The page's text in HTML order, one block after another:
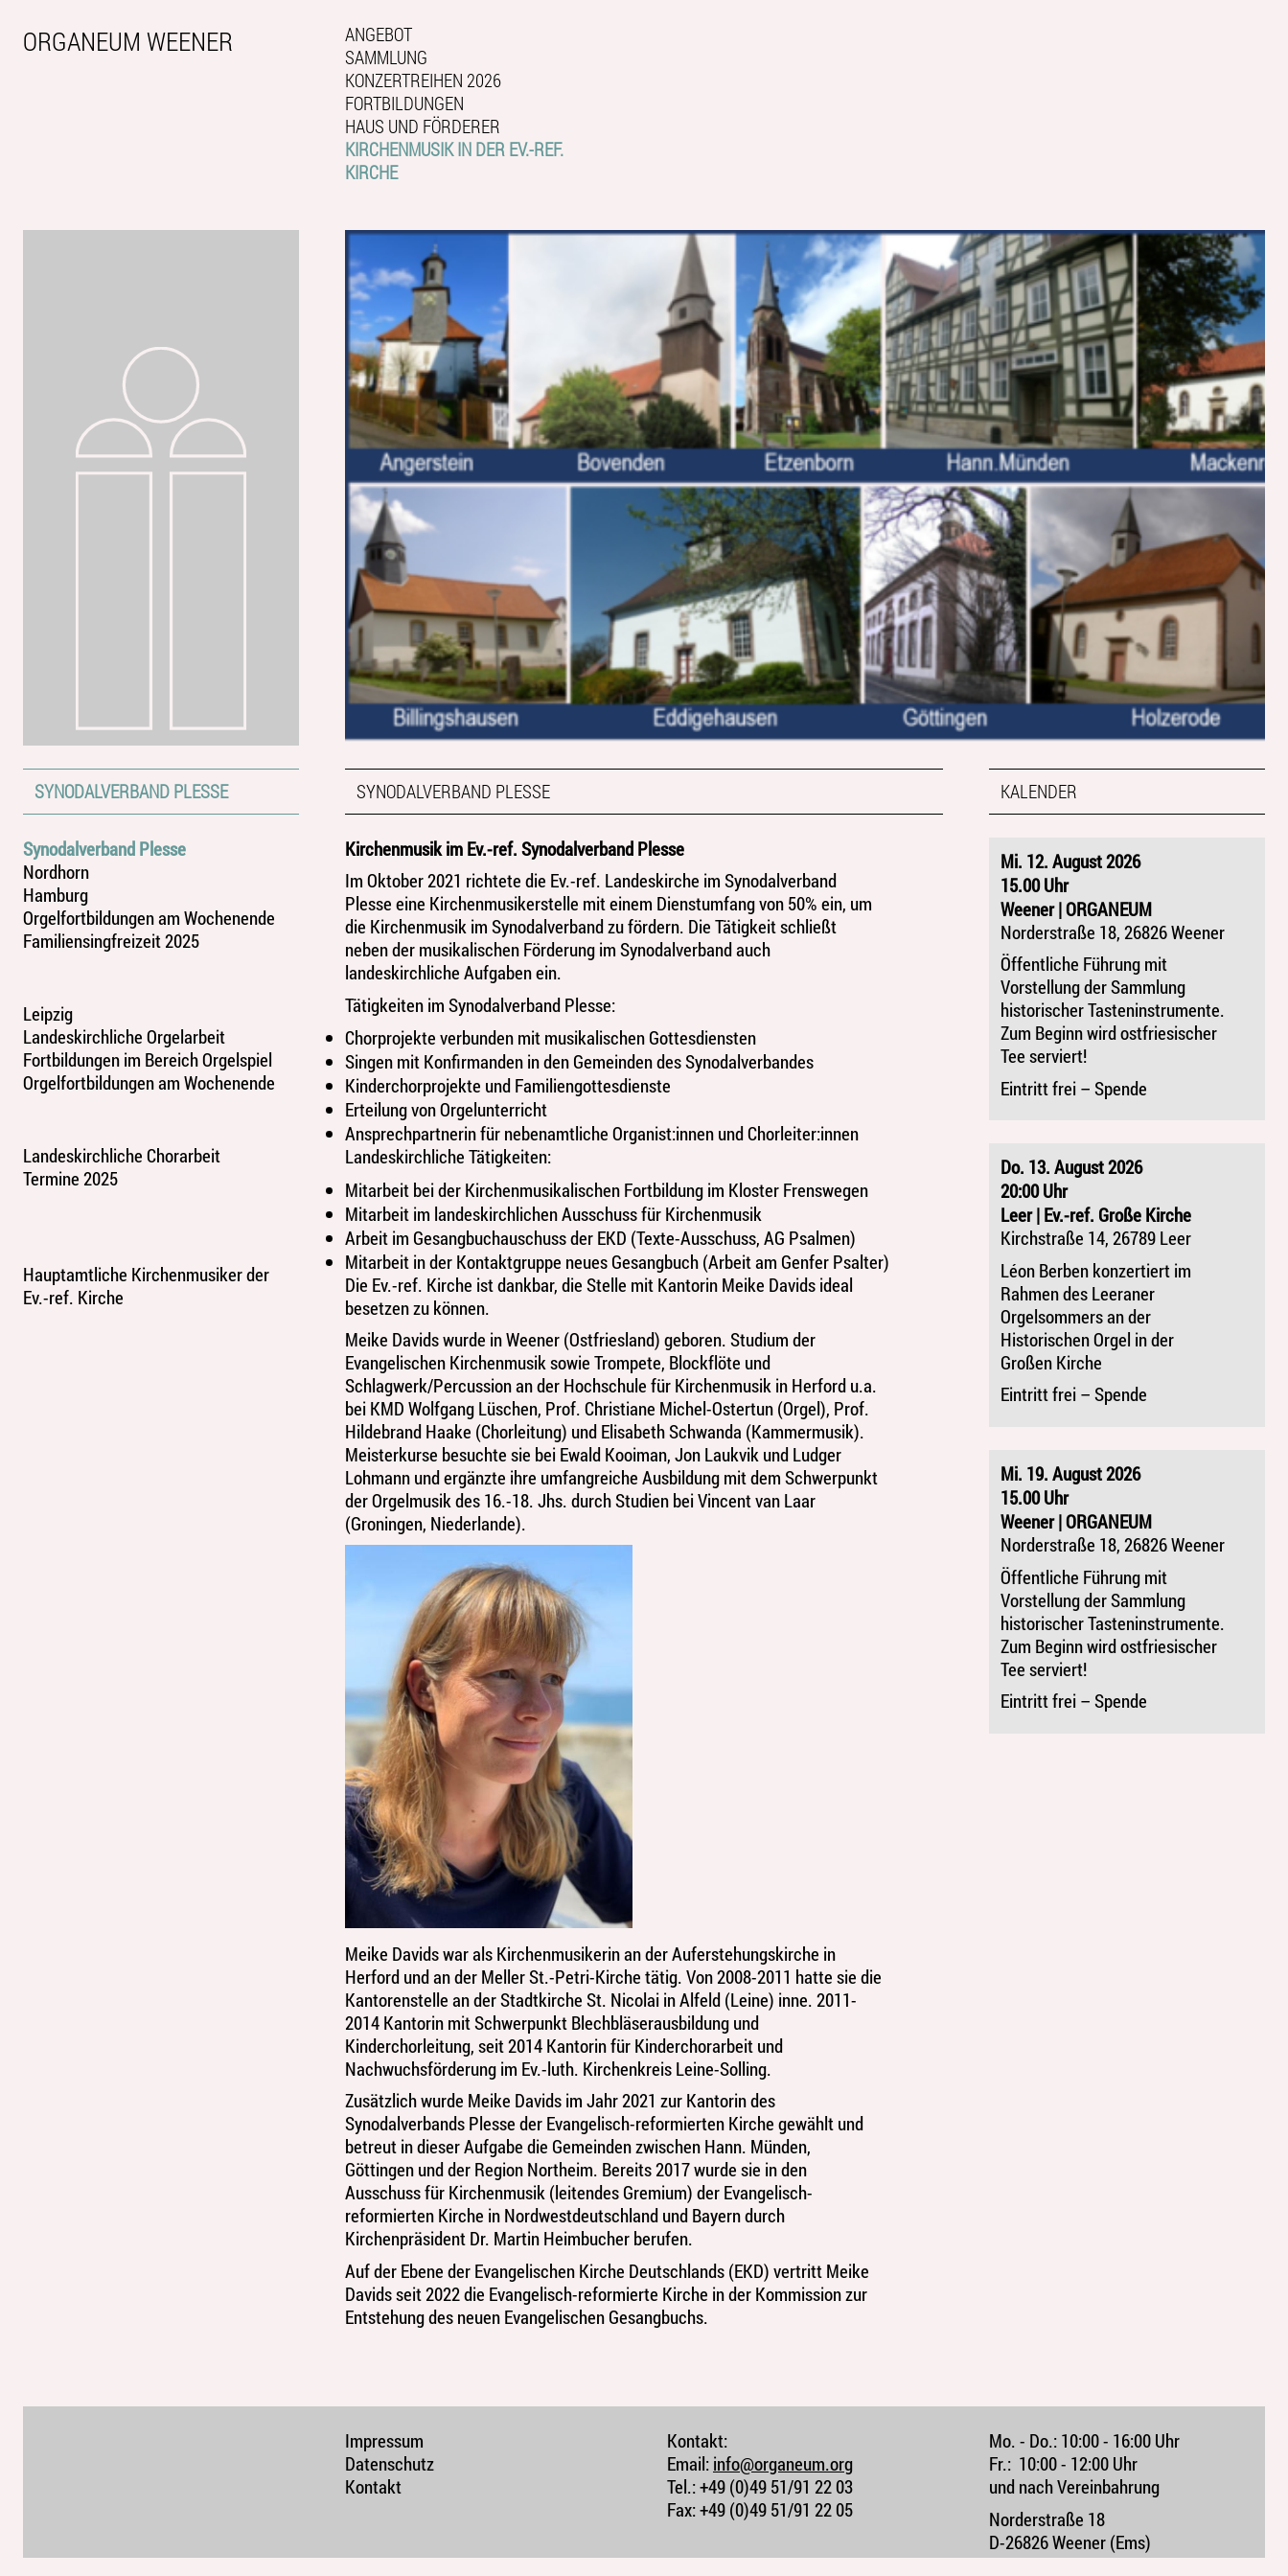
ORGANEUM WEENER
ANGEBOT
SAMMLUNG
KONZERTREIHEN 2026
FORTBILDUNGEN
HAUS UND FÖRDERER
KIRCHENMUSIK IN DER EV.-REF.
KIRCHE
SYNODALVERBAND PLESSE
Synodalverband Plesse
Nordhorn
Hamburg
Orgelfortbildungen am Wochenende
Familiensingfreizeit 2025
Leipzig
Landeskirchliche Orgelarbeit
Fortbildungen im Bereich Orgelspiel
Orgelfortbildungen am Wochenende
Landeskirchliche Chorarbeit
Termine 2025
Hauptamtliche Kirchenmusiker der
Ev.-ref. Kirche
SYNODALVERBAND PLESSE
Kirchenmusik im Ev.-ref. Synodalverband Plesse
Im Oktober 2021 richtete die Ev.-ref. Landeskirche im Synodalverband
Plesse eine Kirchenmusikerstelle mit einem Dienstumfang von 50% ein, um
die Kirchenmusik im Synodalverband zu fördern. Die Tätigkeit schließt
neben der musikalischen Förderung im Synodalverband auch
landeskirchliche Aufgaben ein.
Tätigkeiten im Synodalverband Plesse:
Chorprojekte verbunden mit musikalischen Gottesdiensten
Singen mit Konfirmanden in den Gemeinden des Synodalverbandes
Kinderchorprojekte und Familiengottesdienste
Erteilung von Orgelunterricht
Ansprechpartnerin für nebenamtliche Organist:innen und Chorleiter:innen
Landeskirchliche Tätigkeiten:
Mitarbeit bei der Kirchenmusikalischen Fortbildung im Kloster Frenswegen
Mitarbeit im landeskirchlichen Ausschuss für Kirchenmusik
Arbeit im Gesangbuchauschuss der EKD (Texte-Ausschuss, AG Psalmen)
Mitarbeit in der Kontaktgruppe neues Gesangbuch (Arbeit am Genfer Psalter)
Die Ev.-ref. Kirche ist dankbar, die Stelle mit Kantorin Meike Davids ideal
besetzen zu können.
Meike Davids wurde in Weener (Ostfriesland) geboren. Studium der
Evangelischen Kirchenmusik sowie Trompete, Blockflöte und
Schlagwerk/Percussion an der Hochschule für Kirchenmusik in Herford u.a.
bei KMD Wolfgang Lüschen, Prof. Christiane Michel-Ostertun (Orgel), Prof.
Hildebrand Haake (Chorleitung) und Elisabeth Schwanda (Kammermusik).
Meisterkurse besuchte sie bei Ewald Kooiman, Jon Laukvik und Ludger
Lohmann und ergänzte ihre umfangreiche Ausbildung mit dem Schwerpunkt
der Orgelmusik des 16.-18. Jhs. durch Studien bei Vincent van Laar
(Groningen, Niederlande).
Meike Davids war als Kirchenmusikerin an der Auferstehungskirche in
Herford und an der Meller St.-Petri-Kirche tätig. Von 2008-2011 hatte sie die
Kantorenstelle an der Stadtkirche St. Nicolai in Alfeld (Leine) inne. 2011-
2014 Kantorin mit Schwerpunkt Blechbläserausbildung und
Kinderchorleitung, seit 2014 Kantorin für Kinderchorarbeit und
Nachwuchsförderung im Ev.-luth. Kirchenkreis Leine-Solling.
Zusätzlich wurde Meike Davids im Jahr 2021 zur Kantorin des
Synodalverbands Plesse der Evangelisch-reformierten Kirche gewählt und
betreut in dieser Aufgabe die Gemeinden zwischen Hann. Münden,
Göttingen und der Region Northeim. Bereits 2017 wurde sie in den
Ausschuss für Kirchenmusik (leitendes Gremium) der Evangelisch-
reformierten Kirche in Nordwestdeutschland und Bayern durch
Kirchenpräsident Dr. Martin Heimbucher berufen.
Auf der Ebene der Evangelischen Kirche Deutschlands (EKD) vertritt Meike
Davids seit 2022 die Evangelisch-reformierte Kirche in der Kommission zur
Entstehung des neuen Evangelischen Gesangbuchs.
KALENDER
Mi. 12. August 2026
15.00 Uhr
Weener | ORGANEUM
Norderstraße 18, 26826 Weener
Öffentliche Führung mit
Vorstellung der Sammlung
historischer Tasteninstrumente.
Zum Beginn wird ostfriesischer
Tee serviert!
Eintritt frei – Spende
Do. 13. August 2026
20:00 Uhr
Leer | Ev.-ref. Große Kirche
Kirchstraße 14, 26789 Leer
Léon Berben konzertiert im
Rahmen des Leeraner
Orgelsommers an der
Historischen Orgel in der
Großen Kirche
Eintritt frei – Spende
Mi. 19. August 2026
15.00 Uhr
Weener | ORGANEUM
Norderstraße 18, 26826 Weener
Öffentliche Führung mit
Vorstellung der Sammlung
historischer Tasteninstrumente.
Zum Beginn wird ostfriesischer
Tee serviert!
Eintritt frei – Spende
Impressum
Datenschutz
Kontakt
Kontakt:
Email: info@organeum.org
Tel.:+49 (0)49 51/91 22 03
Fax:+49 (0)49 51/91 22 05
Mo. - Do.: 10:00 - 16:00 Uhr
Fr.: 10:00 - 12:00 Uhr
und nach Vereinbahrung
Norderstraße 18
D-26826 Weener (Ems)